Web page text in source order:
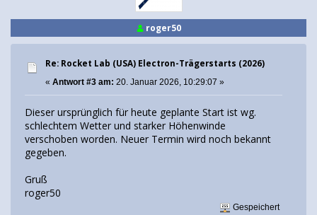
roger50
Re: Rocket Lab (USA) Electron-Trägerstarts (2026)
« Antwort #3 am: 20. Januar 2026, 10:29:07 »
Dieser ursprünglich für heute geplante Start ist wg.
schlechtem Wetter und starker Höhenwinde
verschoben worden. Neuer Termin wird noch bekannt
gegeben.
Gruß
roger50
Gespeichert